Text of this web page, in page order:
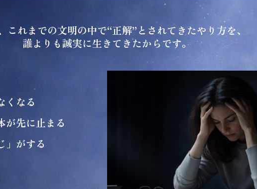
これまでの文明の中で“正解”とされてきたやり方を、
誰よりも誠実に生きてきたからです。
くなる
が先に止まる
」がする